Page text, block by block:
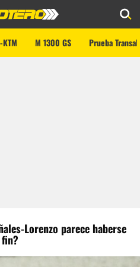
M 1300 GS Prueba
Lorenzo parece haberse